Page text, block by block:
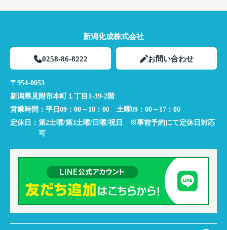
新潟化成株式会社
0258-86-8222 お問い合わせ
〒954-0053
新潟県見附市本町１丁目1-39-2階
営業時間： 平日09：00～18：00 土曜09：00～17：00
定休日： 第2土曜/第3土曜/日曜/祝日 ※事前予約にて定休日対応
可